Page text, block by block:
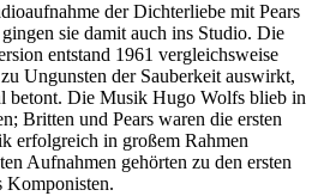
der Dichterliebe mit Pears
sie damit auch ins Studio. Die
entstand 1961 vergleichsweise
Ungunsten der Sauberkeit auswirkt,
betont. Die Musik Hugo Wolfs blieb in
Britten und Pears waren die ersten
erfolgreich in großem Rahmen
Aufnahmen gehörten zu den ersten
Komponisten.